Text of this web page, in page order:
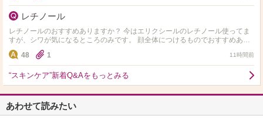
レチノール
レチノールのおすすめありますか？ 今はエリクシールのレチノール使ってま
すが、シワが気になるところのみです。 顔全体につけるものでおすすめあれ
ば知りたいです！ レチノールよりハイドロキノンやト…
48 1 11時間前
“スキンケア”新着Q&Aをもっとみる
あわせて読みたい